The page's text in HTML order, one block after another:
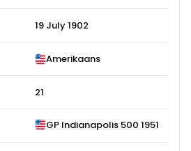
19 July 1902
Amerikaans
21
GP Indianapolis 500 1951